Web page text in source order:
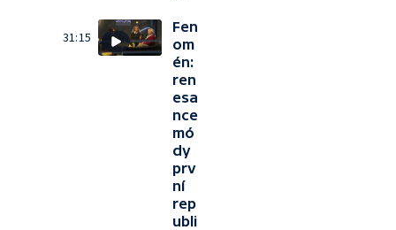
31:15
Fen
om
én:
ren
esa
nce
mó
dy
prv
ní
rep
ubli